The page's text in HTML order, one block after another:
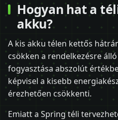
Hogyan hat a
akku?
A kis akku télen kettős
csökken a rendelkezésre
fogyasztása abszolút
képvisel a kisebb
érezhetően csökkenti.
Emiatt a Spring téli